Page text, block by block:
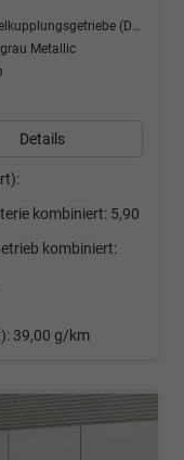
Doppelkupplungsgetriebe (DSG)
Metallic
Details
kombiniert: 5,90
kombiniert:
39,00 g/km